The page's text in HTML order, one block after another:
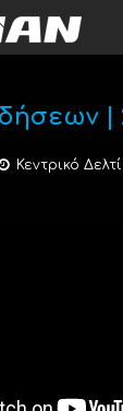
|
Κεντρικό